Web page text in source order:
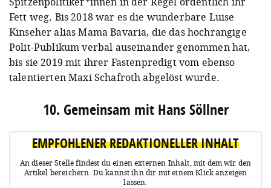
Fett weg. Bis 2018 war es die wunderbare Luise
Kinseher alias Mama Bavaria, die das hochrangige
Polit-Publikum verbal auseinander genommen hat,
bis sie 2019 mit ihrer Fastenpredigt vom ebenso
talentierten Maxi Schafroth abgelöst wurde.
10. Gemeinsam mit Hans Söllner
EMPFOHLENER REDAKTIONELLER INHALT
An dieser Stelle findest du einen externen Inhalt, mit dem wir den
Artikel bereichern. Du kannst ihn dir mit einem Klick anzeigen
lassen.